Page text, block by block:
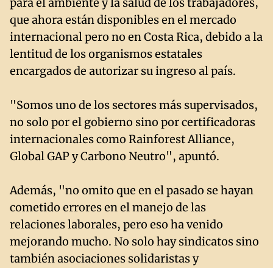
que ahora están disponibles en el mercado
internacional pero no en Costa Rica, debido a la
lentitud de los organismos estatales
encargados de autorizar su ingreso al país.
"Somos uno de los sectores más supervisados,
no solo por el gobierno sino por certificadoras
internacionales como Rainforest Alliance,
Global GAP y Carbono Neutro", apuntó.
Además, "no omito que en el pasado se hayan
cometido errores en el manejo de las
relaciones laborales, pero eso ha venido
mejorando mucho. No solo hay sindicatos sino
también asociaciones solidaristas y